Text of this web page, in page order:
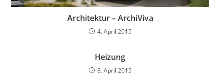
Architektur – ArchiViva
4. April 2015
Heizung
8. April 2015